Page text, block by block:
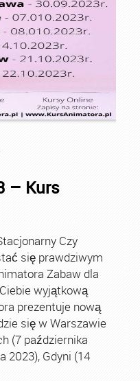
– Kurs
Czy
się prawdziwym
Zabaw dla
wyjątkową
prezentuje nową
się w Warszawie
(7 października
2023), Gdyni (14